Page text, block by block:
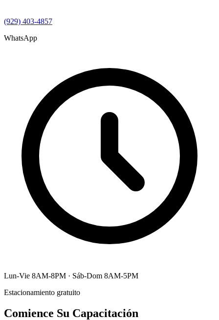
(929) 403-4857
WhatsApp
Lun-Vie 8AM-8PM · Sáb-Dom 8AM-5PM
Estacionamiento gratuito
Comience Su Capacitación